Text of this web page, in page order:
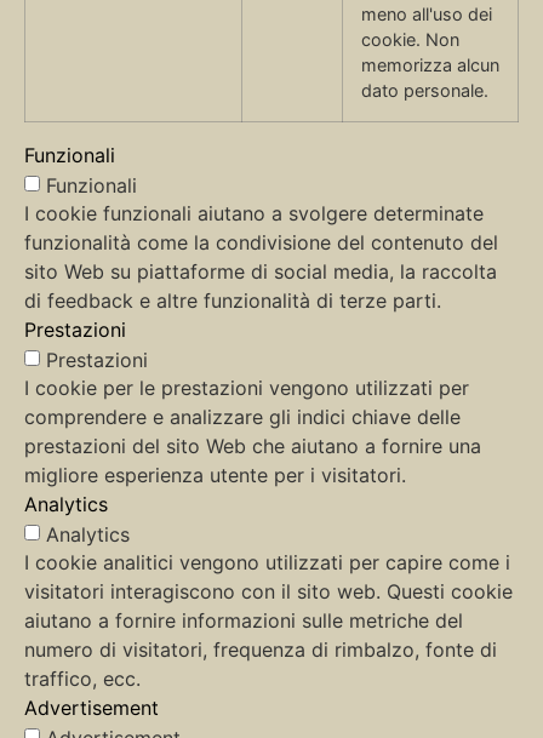
meno all'uso dei
cookie. Non
memorizza alcun
dato personale.
Funzionali
Funzionali
I cookie funzionali aiutano a svolgere determinate
funzionalità come la condivisione del contenuto del
sito Web su piattaforme di social media, la raccolta
di feedback e altre funzionalità di terze parti.
Prestazioni
Prestazioni
I cookie per le prestazioni vengono utilizzati per
comprendere e analizzare gli indici chiave delle
prestazioni del sito Web che aiutano a fornire una
migliore esperienza utente per i visitatori.
Analytics
Analytics
I cookie analitici vengono utilizzati per capire come i
visitatori interagiscono con il sito web. Questi cookie
aiutano a fornire informazioni sulle metriche del
numero di visitatori, frequenza di rimbalzo, fonte di
traffico, ecc.
Advertisement